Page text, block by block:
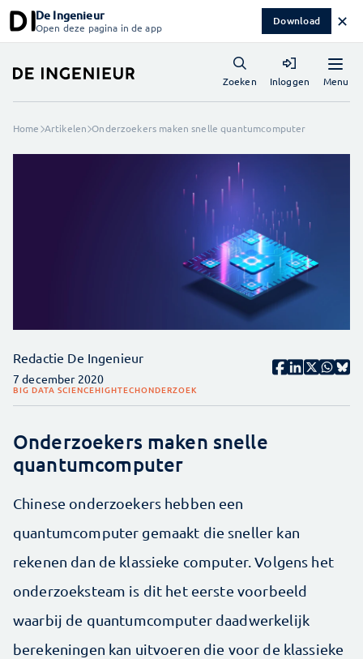
De Ingenieur
Open deze pagina in de app Download ✕
Menu
Zoeken Inloggen
Home Artikelen Onderzoekers maken snelle quantumcomputer
Redactie De Ingenieur
7 december 2020
BIG DATA SCIENCEHIGHTECHONDERZOEK
Onderzoekers maken snelle
quantumcomputer
Chinese onderzoekers hebben een
quantumcomputer gemaakt die sneller kan
rekenen dan de klassieke computer. Volgens het
onderzoeksteam is dit het eerste voorbeeld
waarbij de quantumcomputer daadwerkelijk
berekeningen kan uitvoeren die voor de klassieke